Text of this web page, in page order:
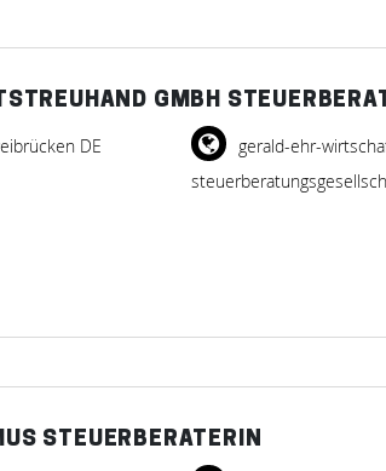
GMBH
DE
gerald-ehr-
STEUERBERATERIN